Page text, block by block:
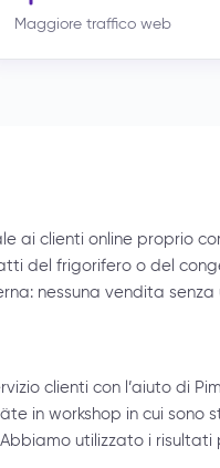
Maggiore traffico web
ai clienti online proprio
del frigorifero o del
nessuna vendita
clienti con l’aiuto di
in workshop in cui sono
utilizzato i risultati